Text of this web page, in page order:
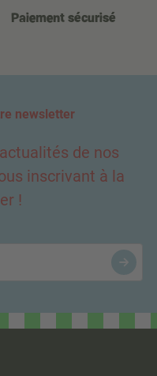
Paiement sécurisé
newsletter
de nos
inscrivant à la
!